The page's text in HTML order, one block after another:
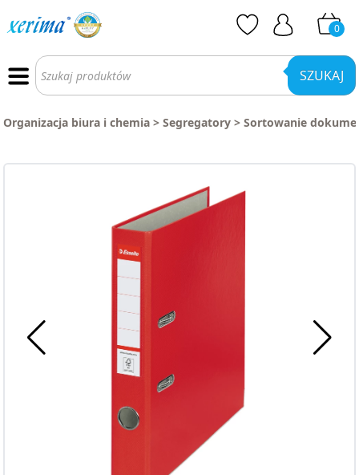
0
Wyszukiwarka
produktów SZUKAJ
Organizacja biura i chemia > Segregatory > Sortowanie